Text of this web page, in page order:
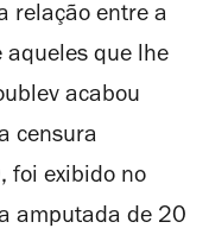
relação entre a
aqueles que lhe
acabou
censura
foi exibido no
amputada de 20